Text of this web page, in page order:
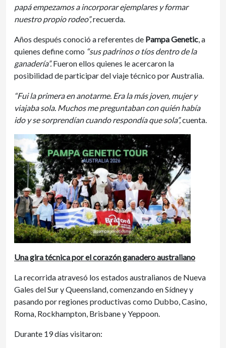
papá empezamos a incorporar ejemplares y formar
nuestro propio rodeo”,recuerda.
Años después conoció a referentes de Pampa Genetic, a
quienes define como “sus padrinos o tíos dentro de la
ganadería”.Fueron ellos quienes le acercaron la
posibilidad de participar del viaje técnico por Australia.
“Fui la primera en anotarme. Era la más joven, mujer y
viajaba sola. Muchos me preguntaban con quién había
ido y se sorprendían cuando respondía que sola”,cuenta.
Una gira técnica por el corazón ganadero australiano
La recorrida atravesó los estados australianos de Nueva
Gales del Sur y Queensland, comenzando en Sídney y
pasando por regiones productivas como Dubbo, Casino,
Roma, Rockhampton, Brisbane y Yeppoon.
Durante 19 días visitaron: